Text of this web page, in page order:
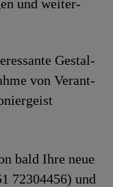
und weiter­
Ge­stal­
von Ver­ant­
bald Ihre neue
72304456) und